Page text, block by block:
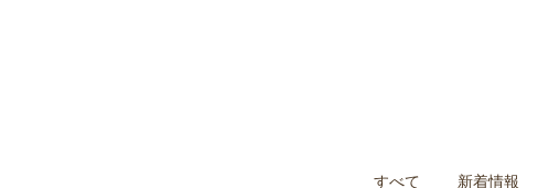
すべて 新着情報